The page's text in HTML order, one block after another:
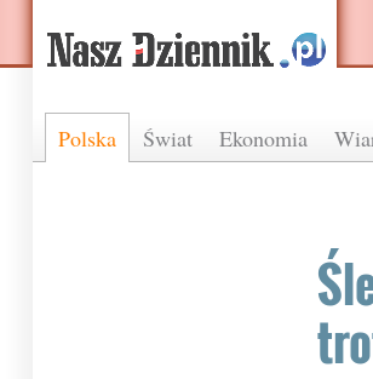
Polska Świat Ekonomia